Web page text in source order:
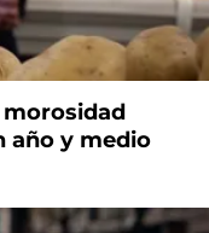
morosidad
año y medio